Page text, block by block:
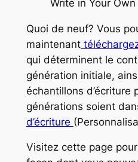
Quoi de neuf? Vous
maintenant
qui déterminent le
génération initiale,
échantillons d’écriture
générations soient
d’écriture
Visitez cette page